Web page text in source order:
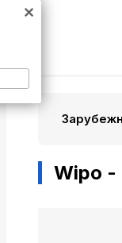
Wipo -